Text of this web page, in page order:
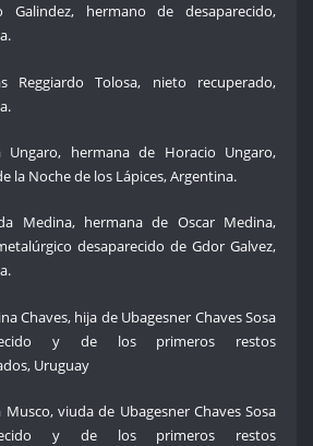
Galindez, hermano de desaparecido,
Reggiardo Tolosa, nieto recuperado,
hermana de Horacio Ungaro,
la Noche de los Lápices, Argentina.
Medina, hermana de Oscar Medina,
desaparecido de Gdor Galvez,
Chaves, hija de Ubagesner Chaves Sosa
y de los primeros restos
Uruguay
Musco, viuda de Ubagesner Chaves Sosa
y de los primeros restos